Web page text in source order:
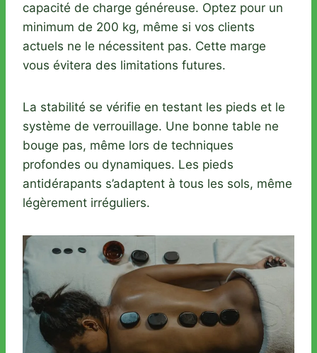
capacité de charge généreuse. Optez pour un
minimum de 200 kg, même si vos clients
actuels ne le nécessitent pas. Cette marge
vous évitera des limitations futures.
La stabilité se vérifie en testant les pieds et le
système de verrouillage. Une bonne table ne
bouge pas, même lors de techniques
profondes ou dynamiques. Les pieds
antidérapants s’adaptent à tous les sols, même
légèrement irréguliers.